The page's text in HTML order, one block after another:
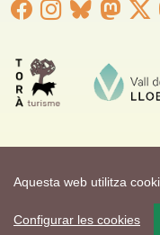
Aquesta web utilitza
Configurar les cookies